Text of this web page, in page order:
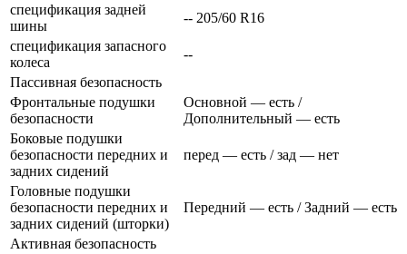
спецификация задней
шины
-- 205/60 R16
спецификация запасного
колеса
--
Пассивная безопасность
Фронтальные подушки
безопасности
Основной — есть /
Дополнительный — есть
Боковые подушки
безопасности передних и
задних сидений
перед — есть / зад — нет
Головные подушки
безопасности передних и
задних сидений (шторки)
Передний — есть / Задний — есть
Активная безопасность